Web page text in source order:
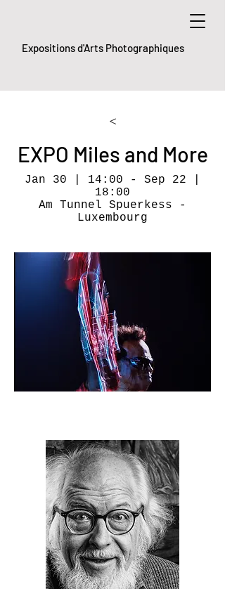
Expositions d'Arts Photographiques
<
EXPO Miles and More
Jan 30 | 14:00 - Sep 22 |
18:00
Am Tunnel Spuerkess -
Luxembourg